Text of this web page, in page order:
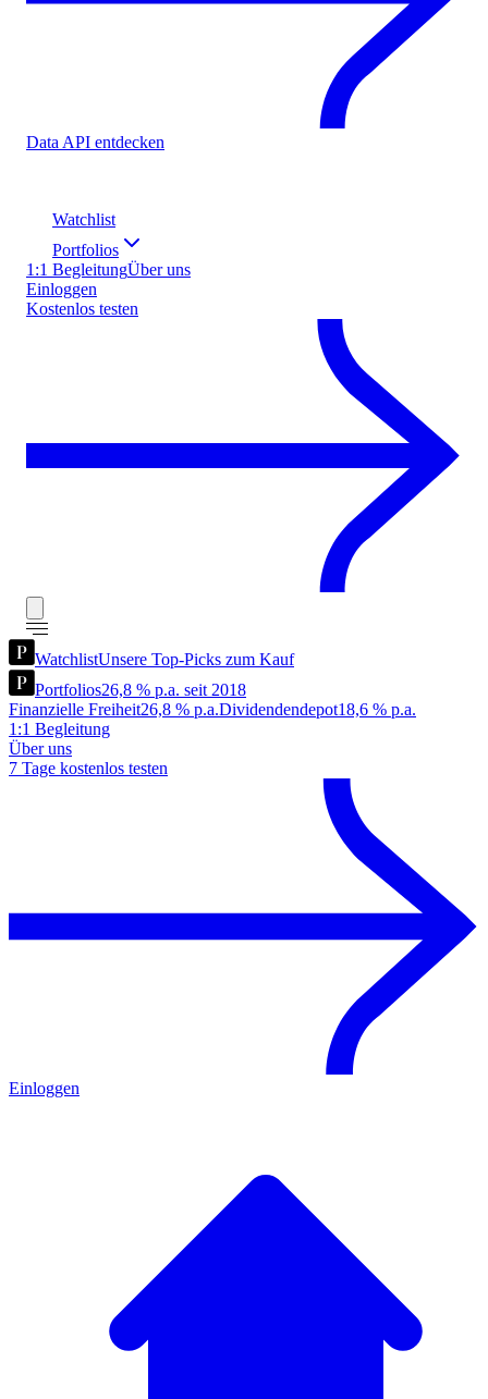
Data API entdecken
Watchlist
Portfolios
1:1 BegleitungÜber uns
Einloggen
Kostenlos testen
WatchlistUnsere Top-Picks zum Kauf
Portfolios26,8 % p.a. seit 2018
Finanzielle Freiheit26,8 % p.a.Dividendendepot18,6 % p.a.
1:1 Begleitung
Über uns
7 Tage kostenlos testen
Einloggen